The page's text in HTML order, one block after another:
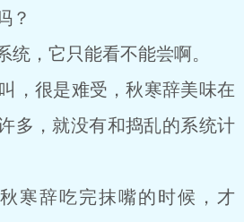
？
，它只能看不能尝啊。
很是难受，秋寒辞美味在
多，就没有和捣乱的系统计
辞吃完抹嘴的时候，才